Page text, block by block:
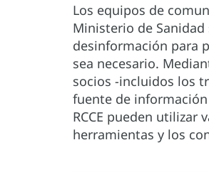
Los equipos de
Ministerio de
desinformación para
sea necesario.
socios -incluidos los
fuente de
RCCE pueden utilizar
herramientas y los